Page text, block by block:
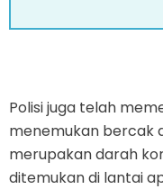
Polisi juga telah
menemukan bercak
merupakan darah
ditemukan di lantai